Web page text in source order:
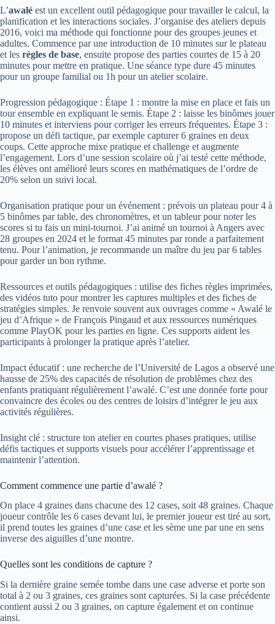
L’awalé est un excellent outil pédagogique pour travailler le calcul, la
planification et les interactions sociales. J’organise des ateliers depuis
2016, voici ma méthode qui fonctionne pour des groupes jeunes et
adultes. Commence par une introduction de 10 minutes sur le plateau
et les règles de base, ensuite propose des parties courtes de 15 à 20
minutes pour mettre en pratique. Une séance type dure 45 minutes
pour un groupe familial ou 1h pour un atelier scolaire.
Progression pédagogique : Étape 1 : montre la mise en place et fais un
tour ensemble en expliquant le semis. Étape 2 : laisse les binômes jouer
10 minutes et interviens pour corriger les erreurs fréquentes. Étape 3 :
propose un défi tactique, par exemple capturer 6 graines en deux
coups. Cette approche mixe pratique et challenge et augmente
l’engagement. Lors d’une session scolaire où j’ai testé cette méthode,
les élèves ont amélioré leurs scores en mathématiques de l’ordre de
20% selon un suivi local.
Organisation pratique pour un événement : prévois un plateau pour 4 à
5 binômes par table, des chronomètres, et un tableur pour noter les
scores si tu fais un mini-tournoi. J’ai animé un tournoi à Angers avec
28 groupes en 2024 et le format 45 minutes par ronde a parfaitement
tenu. Pour l’animation, je recommande un maître du jeu par 6 tables
pour garder un bon rythme.
Ressources et outils pédagogiques : utilise des fiches règles imprimées,
des vidéos tuto pour montrer les captures multiples et des fiches de
stratégies simples. Je renvoie souvent aux ouvrages comme « Awalé le
jeu d’Afrique » de François Pingaud et aux ressources numériques
comme PlayOK pour les parties en ligne. Ces supports aident les
participants à prolonger la pratique après l’atelier.
Impact éducatif : une recherche de l’Université de Lagos a observé une
hausse de 25% des capacités de résolution de problèmes chez des
enfants pratiquant régulièrement l’awalé. C’est une donnée forte pour
convaincre des écoles ou des centres de loisirs d’intégrer le jeu aux
activités régulières.
Insight clé : structure ton atelier en courtes phases pratiques, utilise
défis tactiques et supports visuels pour accélérer l’apprentissage et
maintenir l’attention.
Comment commence une partie d’awalé ?
On place 4 graines dans chacune des 12 cases, soit 48 graines. Chaque
joueur contrôle les 6 cases devant lui, le premier joueur est tiré au sort,
il prend toutes les graines d’une case et les sème une par une en sens
inverse des aiguilles d’une montre.
Quelles sont les conditions de capture ?
Si la dernière graine semée tombe dans une case adverse et porte son
total à 2 ou 3 graines, ces graines sont capturées. Si la case précédente
contient aussi 2 ou 3 graines, on capture également et on continue
ainsi.